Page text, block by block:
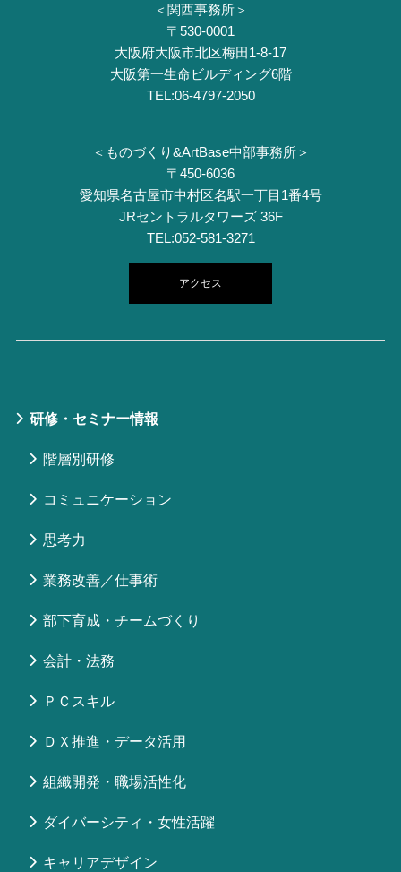
＜関西事務所＞
〒530-0001
⼤阪府⼤阪市北区梅⽥1-8-17
⼤阪第⼀⽣命ビルディング6階
TEL:06-4797-2050
＜ものづくり&ArtBase中部事務所＞
〒450-6036
愛知県名古屋市中村区名駅一丁目1番4号
JRセントラルタワーズ 36F
TEL:052-581-3271
アクセス
研修・セミナー情報
階層別研修
コミュニケーション
思考力
業務改善／仕事術
部下育成・チームづくり
会計・法務
ＰＣスキル
ＤＸ推進・データ活用
組織開発・職場活性化
ダイバーシティ・女性活躍
キャリアデザイン